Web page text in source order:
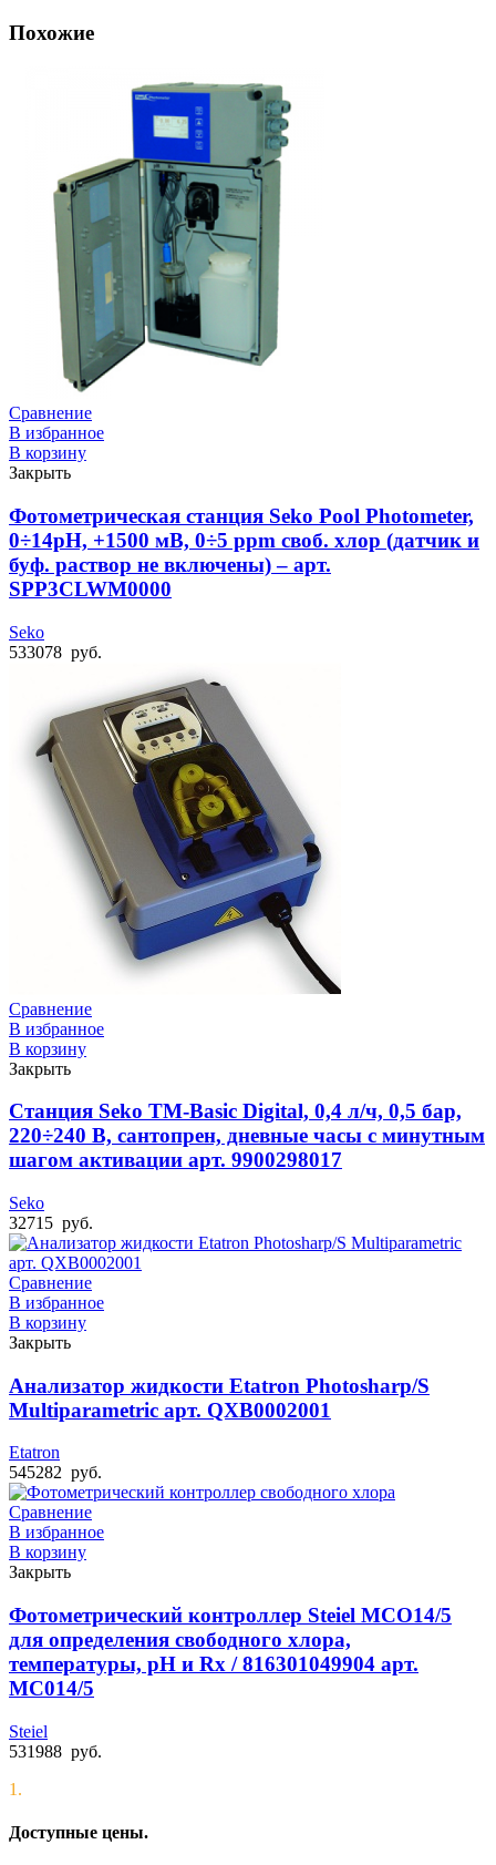
Похожие
Сравнение
В избранное
В корзину
Закрыть
Фотометрическая станция Seko Pool Photometer,
0÷14pH, +1500 мВ, 0÷5 ppm своб. хлор (датчик и
буф. раствор не включены) – арт.
SPP3CLWM0000
Seko
533078 руб.
Сравнение
В избранное
В корзину
Закрыть
Станция Seko TM-Basic Digital, 0,4 л/ч, 0,5 бар,
220÷240 В, сантопрен, дневные часы с минутным
шагом активации арт. 9900298017
Seko
32715 руб.
Сравнение
В избранное
В корзину
Закрыть
Анализатор жидкости Etatron Photosharp/S
Multiparametric арт. QXB0002001
Etatron
545282 руб.
Сравнение
В избранное
В корзину
Закрыть
Фотометрический контроллер Steiel MCO14/5
для определения свободного хлора,
температуры, pH и Rx / 816301049904 арт.
MC014/5
Steiel
531988 руб.
1.
Доступные цены.